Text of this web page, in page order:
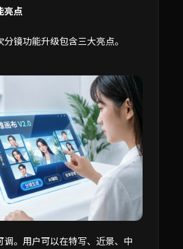
亮点
镜功能升级包含三大亮点。
调。用户可以在特写、近景、中